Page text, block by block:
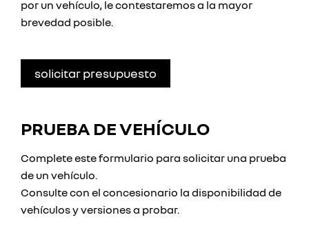
por un vehículo, le contestaremos a la mayor
brevedad posible.
solicitar presupuesto
PRUEBA DE VEHÍCULO
Complete este formulario para solicitar una prueba
de un vehículo.
Consulte con el concesionario la disponibilidad de
vehículos y versiones a probar.